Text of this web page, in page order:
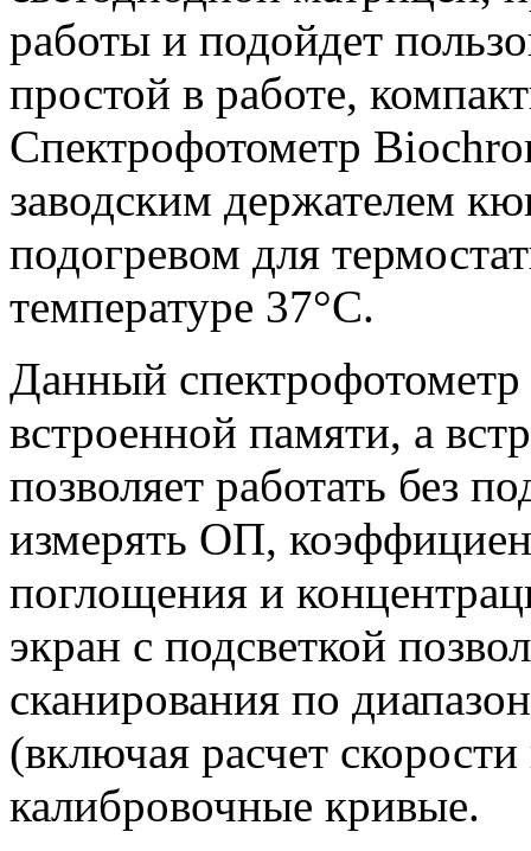
работы и подойдет
простой в работе,
Спектрофотометр
заводским держателем
подогревом для
температуре 37°С.
Данный спектрофотометр
встроенной памяти, а
позволяет работать без
измерять ОП,
поглощения и
экран с подсветкой
сканирования по
(включая расчет
калибровочные кривые.